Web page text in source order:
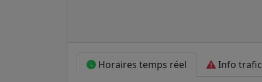
Horaires temps réel Info trafic